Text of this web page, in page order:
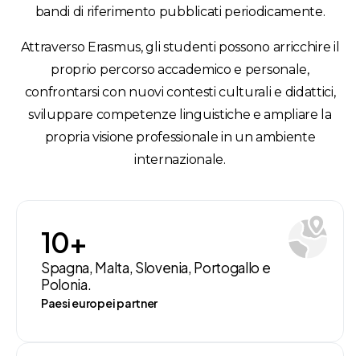
bandi di riferimento pubblicati periodicamente.
Attraverso Erasmus, gli studenti possono arricchire il
proprio percorso accademico e personale,
confrontarsi con nuovi contesti culturali e didattici,
sviluppare competenze linguistiche e ampliare la
propria visione professionale in un ambiente
internazionale.
10+
Spagna, Malta, Slovenia, Portogallo e
Polonia.
Paesi europei partner